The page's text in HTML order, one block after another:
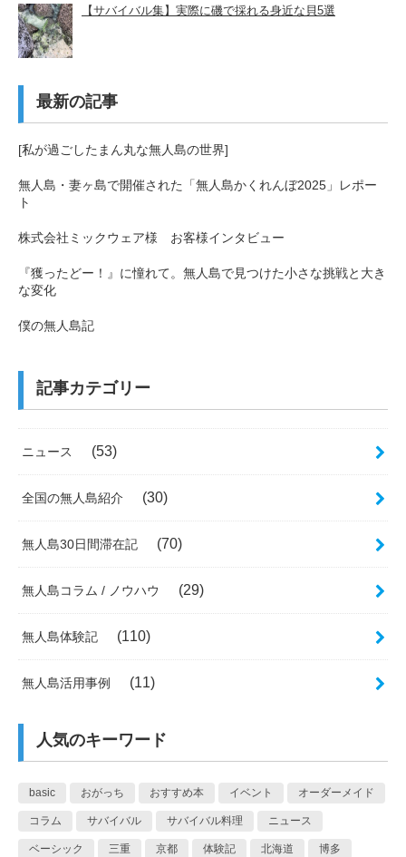
【サバイバル集】実際に磯で採れる身近な貝5選
最新の記事
[私が過ごしたまん丸な無人島の世界]
無人島・妻ヶ島で開催された「無人島かくれんぼ2025」レポー
ト
株式会社ミックウェア様 お客様インタビュー
『獲ったどー！』に憧れて。無人島で見つけた小さな挑戦と大き
な変化
僕の無人島記
記事カテゴリー
ニュース (53)
全国の無人島紹介 (30)
無人島30日間滞在記 (70)
無人島コラム / ノウハウ (29)
無人島体験記 (110)
無人島活用事例 (11)
人気のキーワード
basic おがっち おすすめ本 イベント オーダーメイド
コラム サバイバル サバイバル料理 ニュース
ベーシック 三重 京都 体験記 北海道 博多